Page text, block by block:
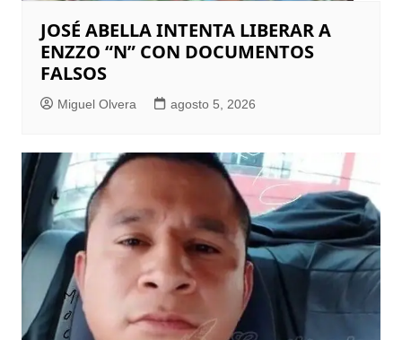
JOSÉ ABELLA INTENTA LIBERAR A
ENZZO “N” CON DOCUMENTOS
FALSOS
Miguel Olvera agosto 5, 2026